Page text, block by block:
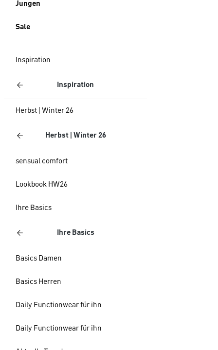
Jungen
Sale
Inspiration
Inspiration
Herbst | Winter 26
Herbst | Winter 26
sensual comfort
Lookbook HW26
Ihre Basics
Ihre Basics
Basics Damen
Basics Herren
Daily Functionwear für ihn
Daily Functionwear für ihn